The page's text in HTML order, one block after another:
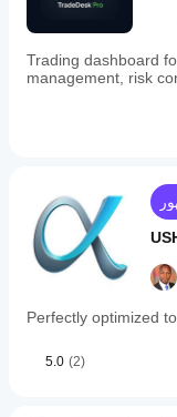
Trading dashboard
management, risk
Perfectly optimized
5.0 (2)